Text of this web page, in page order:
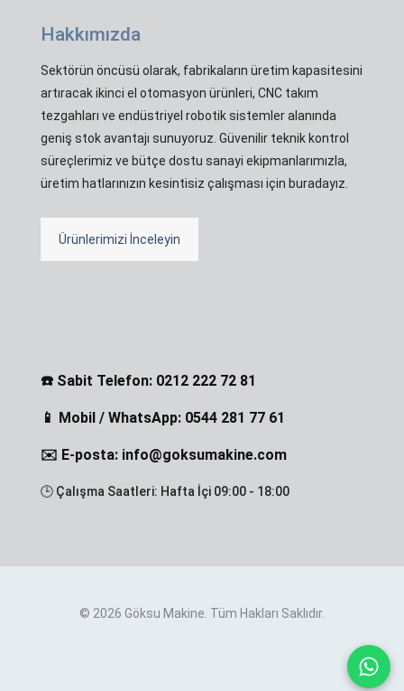
Hakkımızda
Sektörün öncüsü olarak, fabrikaların üretim kapasitesini
artıracak ikinci el otomasyon ürünleri, CNC takım
tezgahları ve endüstriyel robotik sistemler alanında
geniş stok avantajı sunuyoruz. Güvenilir teknik kontrol
süreçlerimiz ve bütçe dostu sanayi ekipmanlarımızla,
üretim hatlarınızın kesintisiz çalışması için buradayız.
Ürünlerimizi İnceleyin
☎️ Sabit Telefon: 0212 222 72 81
📱 Mobil / WhatsApp: 0544 281 77 61
✉️ E-posta: info@goksumakine.com
🕒 Çalışma Saatleri: Hafta İçi 09:00 - 18:00